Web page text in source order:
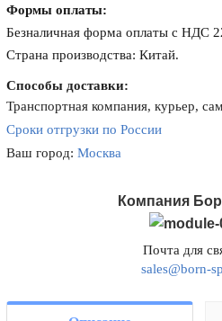
Формы оплаты:
Безналичная форма оплаты с НДС
Страна производства: Китай.
Способы доставки:
Транспортная компания, курьер,
Сроки отгрузки по России
Ваш город:Москва
Компания
Почта для
sales@born-